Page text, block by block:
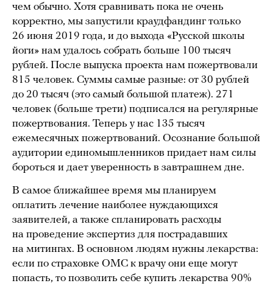
чем обычно. Хотя сравнивать пока не очень
корректно, мы запустили краудфандинг только
26 июня 2019 года, и до выхода «Русской школы
йоги» нам удалось собрать больше 100 тысяч
рублей. После выпуска проекта нам пожертвовали
815 человек. Суммы самые разные: от 30 рублей
до 20 тысяч (это самый большой платеж). 271
человек (больше трети) подписался на регулярные
пожертвования. Теперь у нас 135 тысяч
ежемесячных пожертвований. Осознание большой
аудитории единомышленников придает нам силы
бороться и дает уверенность в завтрашнем дне.
В самое ближайшее время мы планируем
оплатить лечение наиболее нуждающихся
заявителей, а также спланировать расходы
на проведение экспертиз для пострадавших
на митингах. В основном людям нужны лекарства:
если по страховке ОМС к врачу они еще могут
попасть, то позволить себе купить лекарства 90%